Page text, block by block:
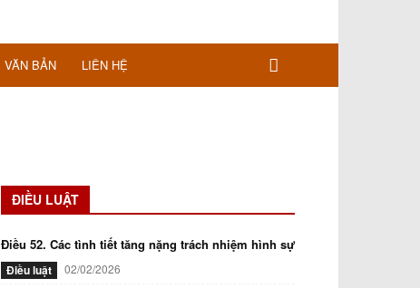
VĂN BẢN LIÊN HỆ
ĐIỀU LUẬT
Điều 52. Các tình tiết tăng nặng trách nhiệm hình sự
Điều luật 02/02/2026